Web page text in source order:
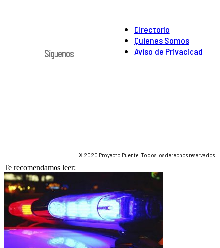
Directorio
Quienes Somos
Aviso de Privacidad
Síguenos
© 2020 Proyecto Puente. Todos los derechos reservados.
Te recomendamos leer: